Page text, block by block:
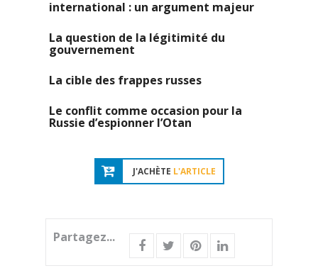
international : un argument majeur
La question de la légitimité du
gouvernement
La cible des frappes russes
Le conflit comme occasion pour la
Russie d’espionner l’Otan
J'ACHÈTE L'ARTICLE
Partagez...